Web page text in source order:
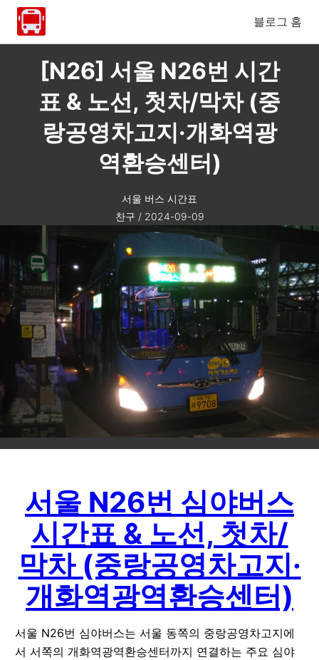
블로그 홈
[N26] 서울 N26번 시간
표 & 노선, 첫차/막차 (중
랑공영차고지·개화역광
역환승센터)
서울 버스 시간표
찬구 / 2024-09-09
서울 N26번 심야버스
시간표 & 노선, 첫차/
막차 (중랑공영차고지·
개화역광역환승센터)
서울 N26번 심야버스는 서울 동쪽의 중랑공영차고지에
서 서쪽의 개화역광역환승센터까지 연결하는 주요 심야